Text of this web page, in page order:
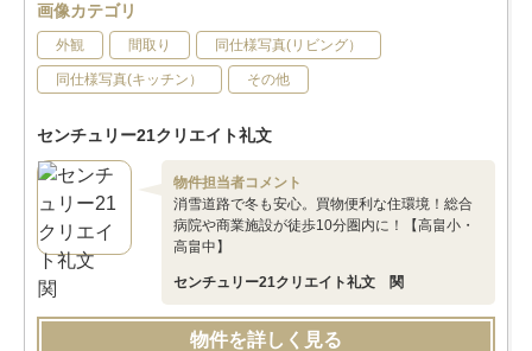
画像カテゴリ
外観 間取り 同仕様写真(リビング）
同仕様写真(キッチン） その他
センチュリー21クリエイト礼文
物件担当者コメント
消雪道路で冬も安心。買物便利な住環境！総合
病院や商業施設が徒歩10分圏内に！【高畠小・
高畠中】
センチュリー21クリエイト礼文 関
物件を詳しく見る